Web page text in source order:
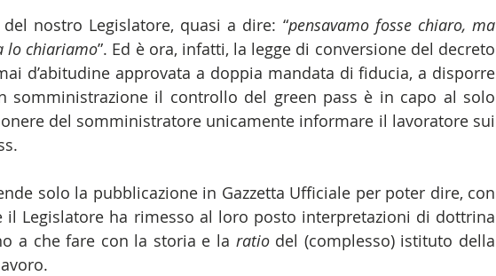
nostro Legislatore, quasi a dire: “pensavamo fosse chiaro, ma
lo chiariamo”. Ed è ora, infatti, la legge di conversione del decreto
d’abitudine approvata a doppia mandata di fiducia, a disporre
somministrazione il controllo del green pass è in capo al solo
del somministratore unicamente informare il lavoratore sui
solo la pubblicazione in Gazzetta Ufficiale per poter dire, con
il Legislatore ha rimesso al loro posto interpretazioni di dottrina
a che fare con la storia e la ratio del (complesso) istituto della